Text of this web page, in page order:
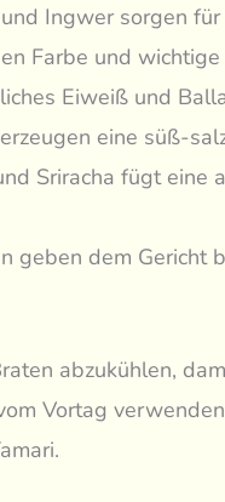
Ingwer sorgen
Farbe und
Eiweiß und
eine süß-
Sriracha fügt eine
geben dem Gericht
abzukühlen,
Vortag